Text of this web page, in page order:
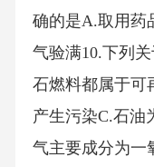
确的是A.取用药
气验满10.下列
石燃料都属于可
产生污染C.石油
气主要成分为一